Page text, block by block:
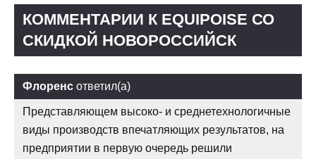
КОММЕНТАРИИ К EQUIPOISE СО
СКИДКОЙ НОВОРОССИЙСК
Флоренс ответил(а)
Представляющем высоко- и среднетехнологичные
виды производств впечатляющих результатов, на
предприятии в первую очередь решили